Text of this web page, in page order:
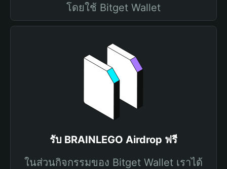
โดยใช้ Bitget Wallet
รับ BRAINLEGO Airdrop ฟรี
ในส่วนกิจกรรมของ Bitget Wallet เราได้